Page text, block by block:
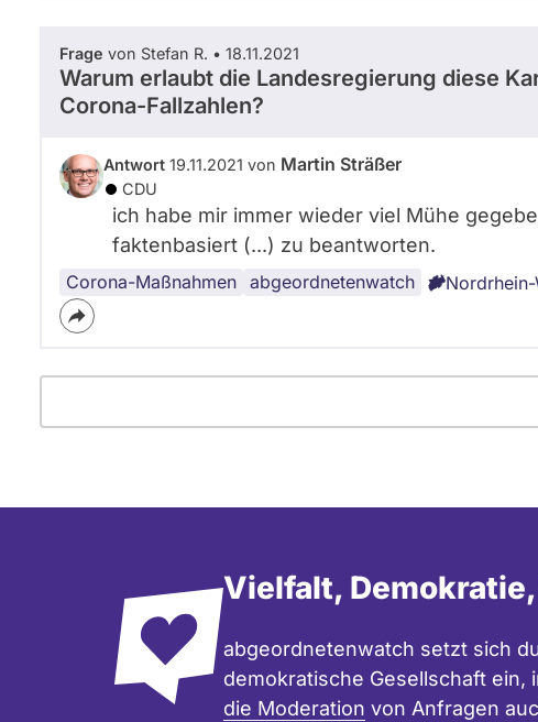
Frage von Stefan R. • 18.11.2021
Warum erlaubt die Landesregierung diese
Corona-Fallzahlen?
Antwort 19.11.2021 von Martin Sträßer
CDU
ich habe mir immer wieder viel Mühe
faktenbasiert (...) zu beantworten.
Corona-Maßnahmen abgeordnetenwatch
Vielfalt,
abgeordnetenwatch setzt sich
demokratische Gesellschaft ein,
die Moderation von Anfragen